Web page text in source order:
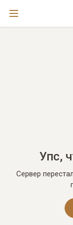
Упс,
Сервер